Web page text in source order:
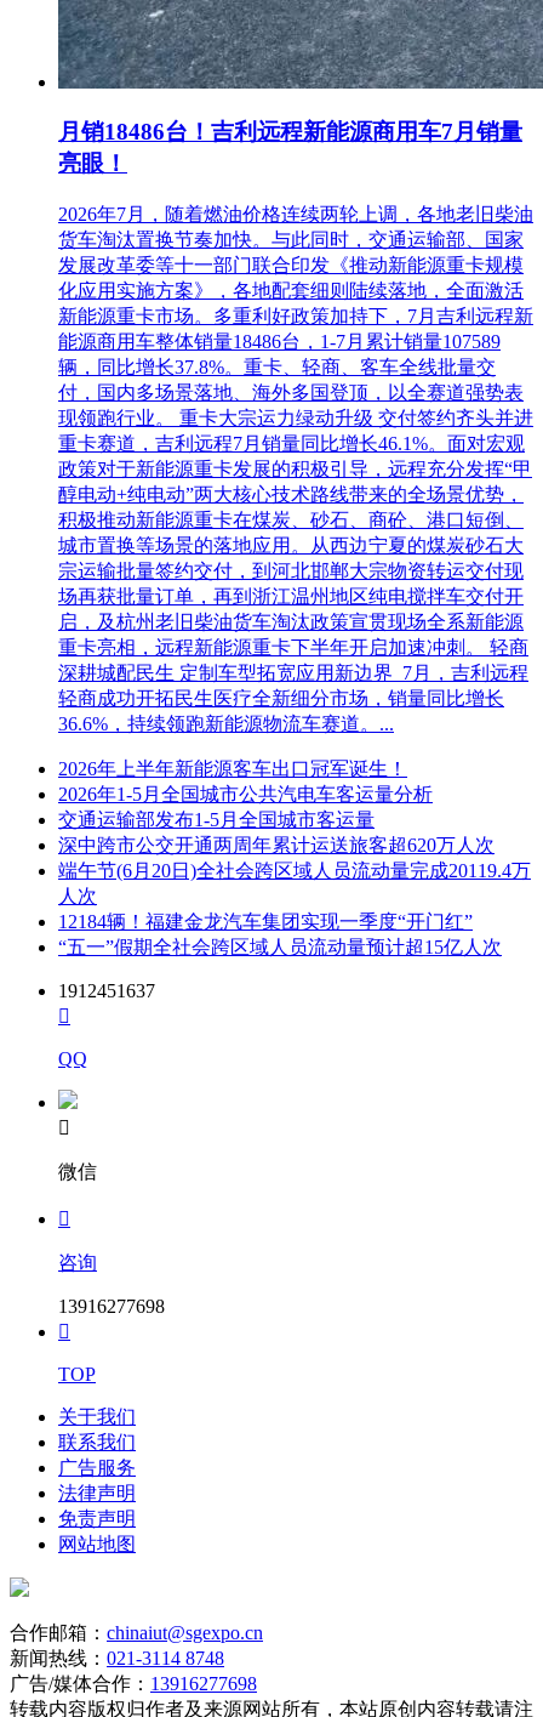
月销18486台！吉利远程新能源商用车7月销量
亮眼！
2026年7月，随着燃油价格连续两轮上调，各地老旧柴油
货车淘汰置换节奏加快。与此同时，交通运输部、国家
发展改革委等十一部门联合印发《推动新能源重卡规模
化应用实施方案》，各地配套细则陆续落地，全面激活
新能源重卡市场。多重利好政策加持下，7月吉利远程新
能源商用车整体销量18486台，1-7月累计销量107589
辆，同比增长37.8%。重卡、轻商、客车全线批量交
付，国内多场景落地、海外多国登顶，以全赛道强势表
现领跑行业。 重卡大宗运力绿动升级 交付签约齐头并进
重卡赛道，吉利远程7月销量同比增长46.1%。面对宏观
政策对于新能源重卡发展的积极引导，远程充分发挥“甲
醇电动+纯电动”两大核心技术路线带来的全场景优势，
积极推动新能源重卡在煤炭、砂石、商砼、港口短倒、
城市置换等场景的落地应用。从西边宁夏的煤炭砂石大
宗运输批量签约交付，到河北邯郸大宗物资转运交付现
场再获批量订单，再到浙江温州地区纯电搅拌车交付开
启，及杭州老旧柴油货车淘汰政策宣贯现场全系新能源
重卡亮相，远程新能源重卡下半年开启加速冲刺。 轻商
深耕城配民生 定制车型拓宽应用新边界 7月，吉利远程
轻商成功开拓民生医疗全新细分市场，销量同比增长
36.6%，持续领跑新能源物流车赛道。...
2026年上半年新能源客车出口冠军诞生！
2026年1-5月全国城市公共汽电车客运量分析
交通运输部发布1-5月全国城市客运量
深中跨市公交开通两周年累计运送旅客超620万人次
端午节(6月20日)全社会跨区域人员流动量完成20119.4万
人次
12184辆！福建金龙汽车集团实现一季度“开门红”
“五一”假期全社会跨区域人员流动量预计超15亿人次
1912451637

QQ

微信

咨询
13916277698

TOP
关于我们
联系我们
广告服务
法律声明
免责声明
网站地图
合作邮箱： chinaiut@sgexpo.cn
新闻热线： 021-3114 8748
广告/媒体合作： 13916277698
转载内容版权归作者及来源网站所有，本站原创内容转载请注